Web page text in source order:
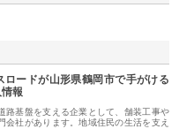
ロードが山形県鶴岡市で手がける
報
路基盤を支える企業として、舗装工事や
会社があります。地域住民の生活を支え